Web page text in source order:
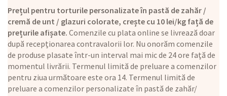
Prețul pentru torturile personalizate în pastă de zahăr /
cremă de unt / glazuri colorate, crește cu 10 lei/kg față de
prețurile afișate. Comenzile cu plata online se livrează doar
după recepționarea contravalorii lor. Nu onorăm comenzile
de produse plasate într-un interval mai mic de 24 ore față de
momentul livrării. Termenul limită de preluare a comenzilor
pentru ziua următoare este ora 14. Termenul limită de
preluare a comenzilor personalizate în pastă de zahăr/